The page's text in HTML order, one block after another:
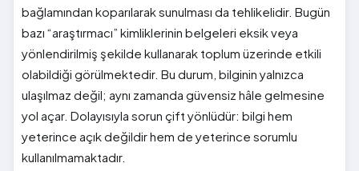
bağlamından koparılarak sunulması da tehlikelidir. Bugün
bazı “araştırmacı” kimliklerinin belgeleri eksik veya
yönlendirilmiş şekilde kullanarak toplum üzerinde etkili
olabildiği görülmektedir. Bu durum, bilginin yalnızca
ulaşılmaz değil; aynı zamanda güvensiz hâle gelmesine
yol açar. Dolayısıyla sorun çift yönlüdür: bilgi hem
yeterince açık değildir hem de yeterince sorumlu
kullanılmamaktadır.